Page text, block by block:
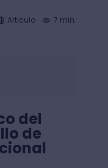
Articulo 7 min.
del
de